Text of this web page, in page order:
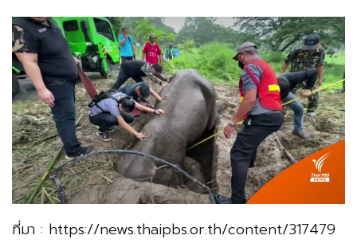
ที่มา : https://news.thaipbs.or.th/content/317479